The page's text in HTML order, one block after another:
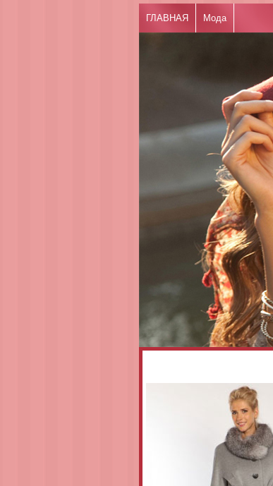
ГЛАВНАЯ Мода